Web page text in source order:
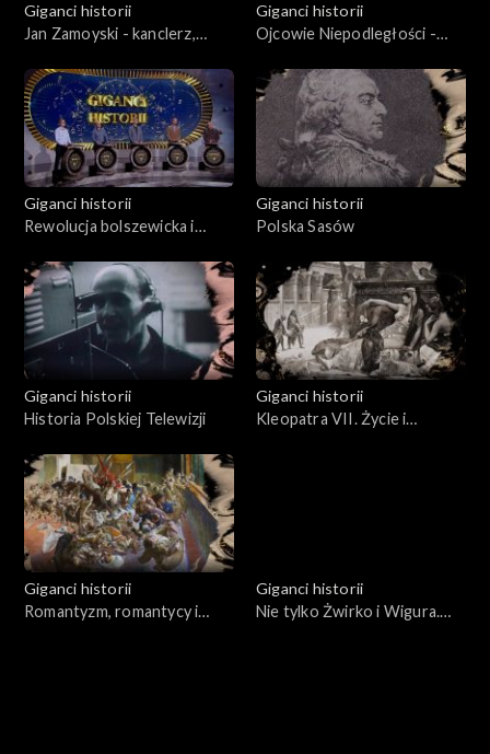
Giganci historii
Jan Zamoyski - kanclerz,
Giganci historii
Ojcowie Niepodległości -
Giganci historii
Rewolucja bolszewicka i
Giganci historii
Polska Sasów
Giganci historii
Historia Polskiej Telewizji
Giganci historii
Kleopatra VII. Życie i
Giganci historii
Romantyzm, romantycy i
Giganci historii
Nie tylko Żwirko i Wigura.